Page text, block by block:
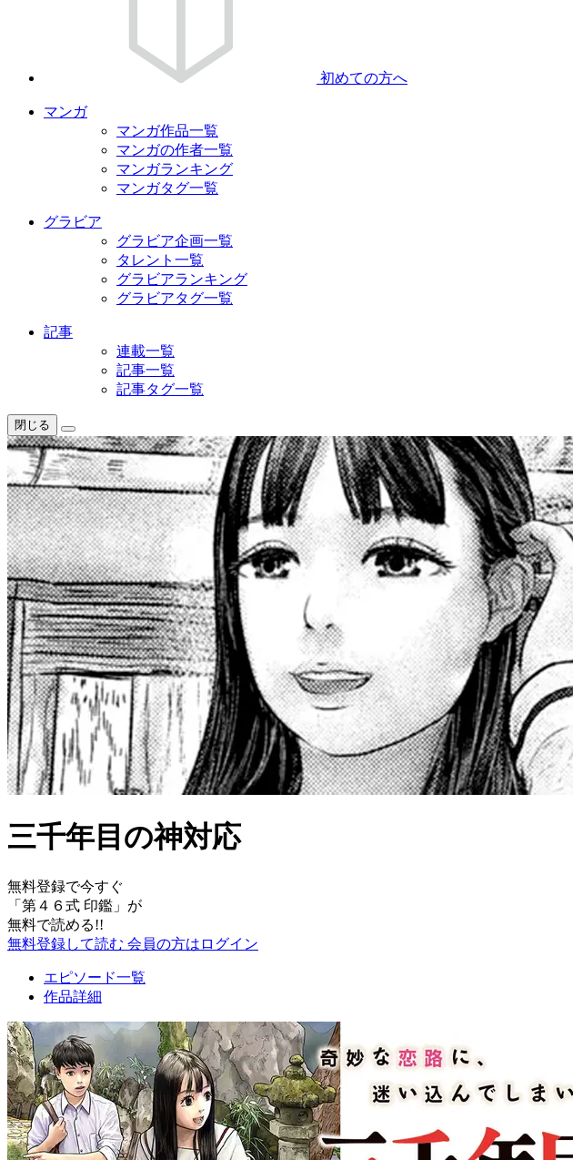
初めての方へ
マンガ
マンガ作品一覧
マンガの作者一覧
マンガランキング
マンガタグ一覧
グラビア
グラビア企画一覧
タレント一覧
グラビアランキング
グラビアタグ一覧
記事
連載一覧
記事一覧
記事タグ一覧
閉じる
三千年目の神対応
無料登録で今すぐ
「 第４６式 印鑑 」が
無料で読める!!
無料登録して読む 会員の方はログイン
エピソード一覧
作品詳細